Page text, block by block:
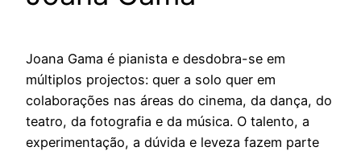
Joana Gama é pianista e desdobra-se em
múltiplos projectos: quer a solo quer em
colaborações nas áreas do cinema, da dança, do
teatro, da fotografia e da música. O talento, a
experimentação, a dúvida e leveza fazem parte